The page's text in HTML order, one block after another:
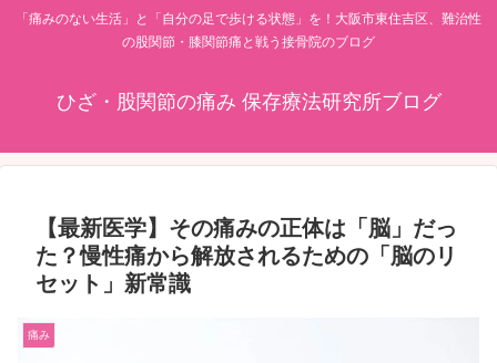
「痛みのない生活」と「自分の足で歩ける状態」を！大阪市東住吉区、難治性
の股関節・膝関節痛と戦う接骨院のブログ
ひざ・股関節の痛み 保存療法研究所ブログ
【最新医学】その痛みの正体は「脳」だっ
た？慢性痛から解放されるための「脳のリ
セット」新常識
痛み